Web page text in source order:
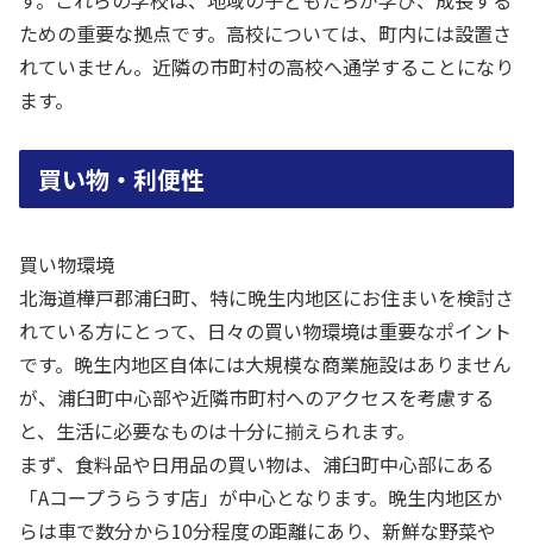
ための重要な拠点です。高校については、町内には設置さ
れていません。近隣の市町村の高校へ通学することになり
ます。
買い物・利便性
買い物環境
北海道樺戸郡浦臼町、特に晩生内地区にお住まいを検討さ
れている方にとって、日々の買い物環境は重要なポイント
です。晩生内地区自体には大規模な商業施設はありません
が、浦臼町中心部や近隣市町村へのアクセスを考慮する
と、生活に必要なものは十分に揃えられます。
まず、食料品や日用品の買い物は、浦臼町中心部にある
「Aコープうらうす店」が中心となります。晩生内地区か
らは車で数分から10分程度の距離にあり、新鮮な野菜や